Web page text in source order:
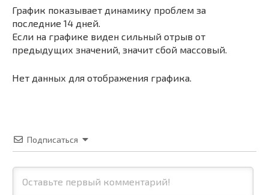
График показывает динамику проблем за
последние 14 дней.
Если на графике виден сильный отрыв от
предыдущих значений, значит сбой массовый.
Нет данных для отображения графика.
Подписаться